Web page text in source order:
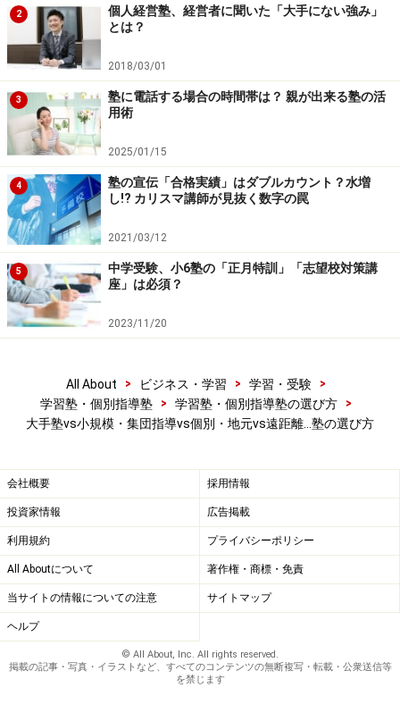
併塾パターンですが、上位校であれば大手塾に志望校対
策のラインナップが揃っているでしょうから、併塾する
必要はないでしょう。
大手塾には対策講座が存在しなくても、地域に根差した
小規模塾ならそうした中学の志望校対策をやっているで
しょうから、探せば必ずあるはずです。
今は情報化社会ですので、そこは保護者の皆様の努力次
第かと思います。まずは自分の志望校の地域にある個人
塾を探してみましょう。お子さんの志望校に強い塾がき
っと見つかるはずです。入塾段階できちんと作戦を練っ
ておけば、併塾は必要ないでしょう。
■2つめは、「塾の授業についていけないために、そのフ
ンです。しかし、残念ではありますが、成績が伸びない
からといって塾を増やしても、無駄に終わるケースがほ
とんどです。
学習というのは「インプット（理解）→再構成→アウト
プット（出力）」という三つの段階を経て成立します。
この三つの段階をきちんと踏まなければ、学力が高まる
ことはありません。
そして、塾が主に担っているのは、上記のうち「インプ
ットの段階」の部分なのです（「再構成」は家庭学習、
「出力」は模擬試験）。学習の構造について詳しくは
「頭が良くなる3ステップを理解して、成績を上げる方
」の記事を参考にして下さい。
2
個人経営塾、経営者に聞いた「大手にない強み」
とは？
2018/03/01
3
塾に電話する場合の時間帯は？ 親が出来る塾の活
用術
2025/01/15
4
塾の宣伝「合格実績」はダブルカウント？水増
し!? カリスマ講師が見抜く数字の罠
2021/03/12
5
中学受験、小6塾の「正月特訓」「志望校対策講
座」は必須？
2023/11/20
All About > ビジネス・学習 > 学習・受験
>
学習塾・個別指導塾
> 学習塾・個別指導塾の選び方
>
大手塾vs小規模・集団指導vs個別・地元vs遠距離…塾の選び方
会社概要 採用情報
投資家情報 広告掲載
利用規約 プライバシーポリシー
All Aboutについて 著作権・商標・免責
当サイトの情報についての注意 サイトマップ
ヘルプ
© All About, Inc. All rights reserved.
掲載の記事・写真・イラストなど、すべてのコンテンツの無断複写・転載・公衆送信等
を禁じます